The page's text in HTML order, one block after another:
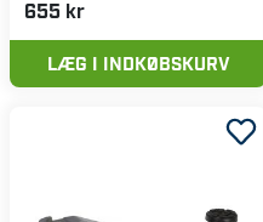
655 kr
LÆG I INDKØBSKURV